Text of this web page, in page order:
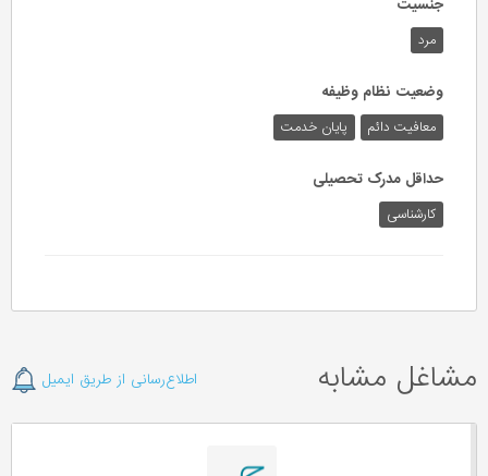
جنسیت
مرد
وضعیت نظام وظیفه
معافیت دائم پایان خدمت
حداقل مدرک تحصیلی
کارشناسی
مشاغل مشابه اطلاع‌رسانی از طریق ایمیل